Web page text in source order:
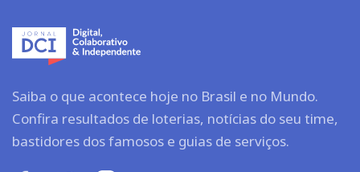
Saiba o que acontece hoje no Brasil e no Mundo.
Confira resultados de loterias, notícias do seu time,
bastidores dos famosos e guias de serviços.